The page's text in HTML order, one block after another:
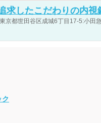
求したこだわりの内視
京都世田谷区成城6丁目17-5:小田